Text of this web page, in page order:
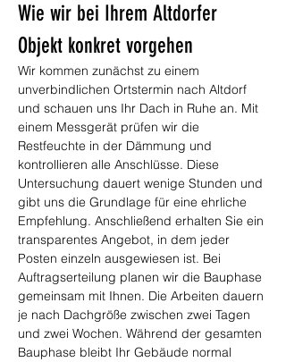
Wie wir bei Ihrem Altdorfer
Objekt konkret vorgehen
Wir kommen zunächst zu einem
unverbindlichen Ortstermin nach Altdorf
und schauen uns Ihr Dach in Ruhe an. Mit
einem Messgerät prüfen wir die
Restfeuchte in der Dämmung und
kontrollieren alle Anschlüsse. Diese
Untersuchung dauert wenige Stunden und
gibt uns die Grundlage für eine ehrliche
Empfehlung. Anschließend erhalten Sie ein
transparentes Angebot, in dem jeder
Posten einzeln ausgewiesen ist. Bei
Auftragserteilung planen wir die Bauphase
gemeinsam mit Ihnen. Die Arbeiten dauern
je nach Dachgröße zwischen zwei Tagen
und zwei Wochen. Während der gesamten
Bauphase bleibt Ihr Gebäude normal